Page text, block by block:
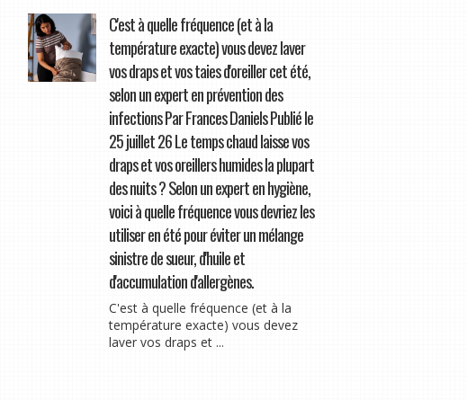
C'est à quelle fréquence (et à la
température exacte) vous devez laver
vos draps et vos taies d'oreiller cet été,
selon un expert en prévention des
infections Par Frances Daniels Publié le
25 juillet 26 Le temps chaud laisse vos
draps et vos oreillers humides la plupart
des nuits ? Selon un expert en hygiène,
voici à quelle fréquence vous devriez les
utiliser en été pour éviter un mélange
sinistre de sueur, d'huile et
d'accumulation d'allergènes.
C'est à quelle fréquence (et à la
température exacte) vous devez
laver vos draps et ...